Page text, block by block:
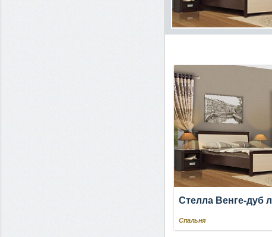
Стелла Венге-дуб
Спальня